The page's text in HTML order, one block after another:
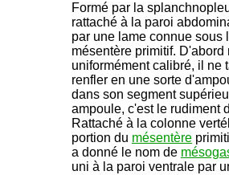
Formé par la
rattaché à la paroi
par une lame connue sous
mésentère primitif. D'abord
uniformément calibré, il ne
renfler en une sorte
dans son segment
ampoule, c'est le rudiment
Rattaché à la colonne
portion du mésentère
a donné le nom de
uni à la paroi ventrale par